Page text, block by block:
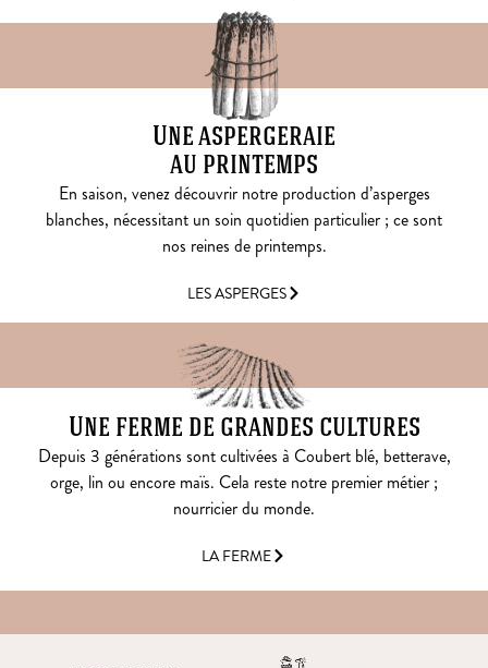
Une aspergeraie
au printemps
En saison, venez découvrir notre production d’asperges
blanches, nécessitant un soin quotidien particulier ; ce sont
nos reines de printemps.
LES ASPERGES
Une ferme de grandes cultures
Depuis 3 générations sont cultivées à Coubert blé, betterave,
orge, lin ou encore maïs. Cela reste notre premier métier ;
nourricier du monde.
LA FERME